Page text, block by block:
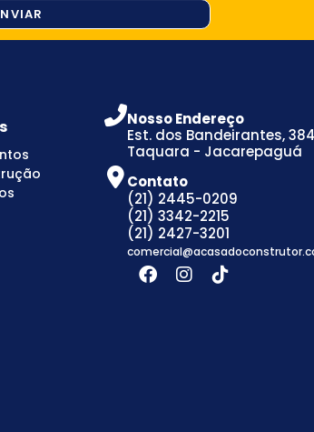
Nosso Endereço
Est. dos Bandeirantes, 384
Taquara - Jacarepaguá
Contato
(21) 2445-0209
(21) 3342-2215
(21) 2427-3201